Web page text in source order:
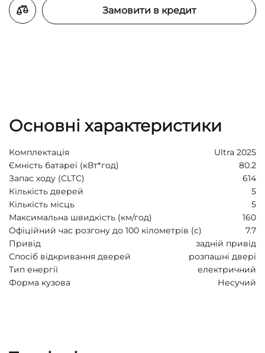
Замовити в кредит
Основні характеристики
Комплектація
Ultra 2025
Ємність батареї (кВт*год)
80.2
Запас ходу (CLTC)
614
Кількість дверей
5
Кількість місць
5
Максимальна швидкість (км/год)
160
Офіційний час розгону до 100 кілометрів (с)
7.7
Привід
задній привід
Спосіб відкривання дверей
розпашні двері
Тип енергії
електричний
Форма кузова
Несучий